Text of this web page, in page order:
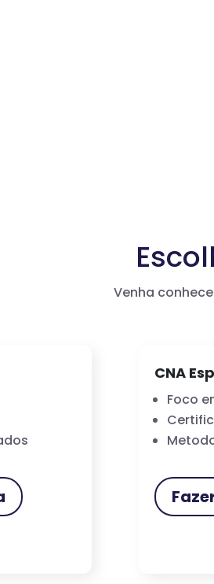
Venha
CNA
Foco